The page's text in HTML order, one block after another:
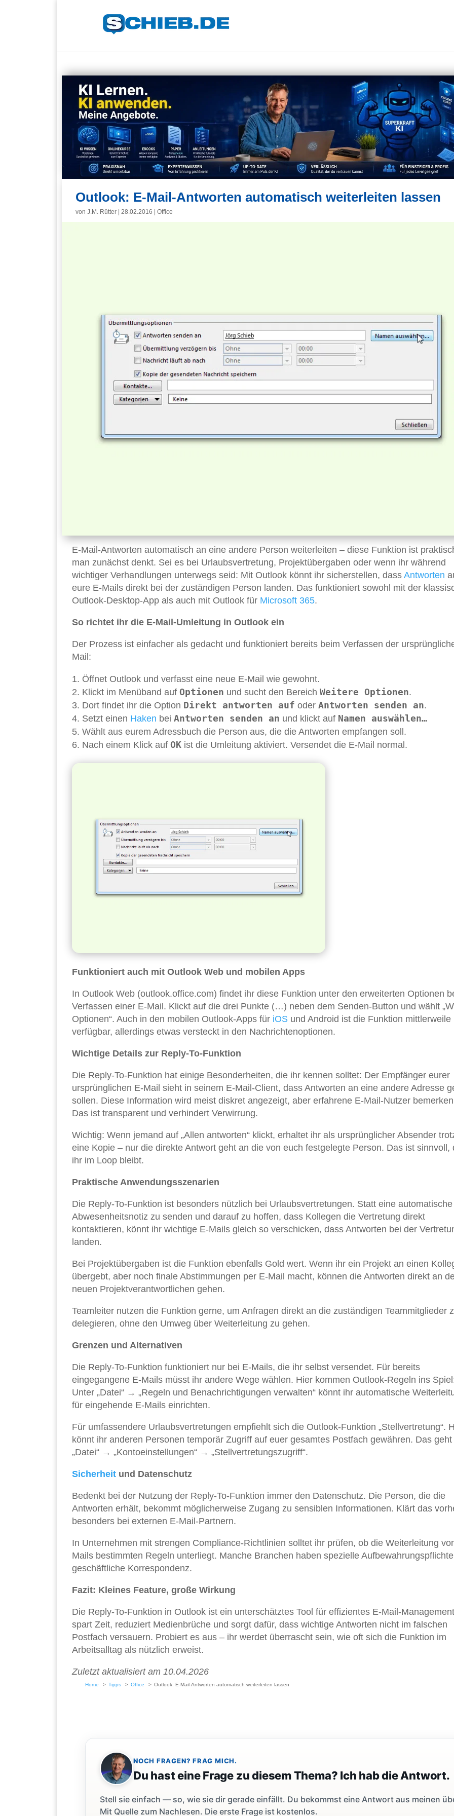
Outlook: E-Mail-Antworten automatisch weiterleiten lassen
von J.M. Rütter 28.02.2016 Office
E-Mail-Antworten automatisch an eine andere Person weiterleiten – diese Funktion ist
man zunächst denkt. Sei es bei Urlaubsvertretung, Projektübergaben oder wenn ihr während
wichtiger Verhandlungen unterwegs seid: Mit Outlook könnt ihr sicherstellen, dass Antworten
eure E-Mails direkt bei der zuständigen Person landen. Das funktioniert sowohl mit der
Outlook-Desktop-App als auch mit Outlook für Microsoft 365.
So richtet ihr die E-Mail-Umleitung in Outlook ein
Der Prozess ist einfacher als gedacht und funktioniert bereits beim Verfassen der
Mail:
Öffnet Outlook und verfasst eine neue E-Mail wie gewohnt.
Klickt im Menüband auf Optionen und sucht den Bereich Weitere Optionen.
Dort findet ihr die Option Direkt antworten auf oder Antworten senden an.
Setzt einen Haken bei Antworten senden an und klickt auf Namen auswählen…
Wählt aus eurem Adressbuch die Person aus, die die Antworten empfangen soll.
Nach einem Klick auf OK ist die Umleitung aktiviert. Versendet die E-Mail normal.
Funktioniert auch mit Outlook Web und mobilen Apps
In Outlook Web (outlook.office.com) findet ihr diese Funktion unter den erweiterten Optionen
Verfassen einer E-Mail. Klickt auf die drei Punkte (…) neben dem Senden-Button und wählt
Optionen“. Auch in den mobilen Outlook-Apps für iOS und Android ist die Funktion mittlerweile
verfügbar, allerdings etwas versteckt in den Nachrichtenoptionen.
Wichtige Details zur Reply-To-Funktion
Die Reply-To-Funktion hat einige Besonderheiten, die ihr kennen solltet: Der Empfänger eurer
ursprünglichen E-Mail sieht in seinem E-Mail-Client, dass Antworten an eine andere Adresse
sollen. Diese Information wird meist diskret angezeigt, aber erfahrene E-Mail-Nutzer
Das ist transparent und verhindert Verwirrung.
Wichtig: Wenn jemand auf „Allen antworten“ klickt, erhaltet ihr als ursprünglicher Absender
eine Kopie – nur die direkte Antwort geht an die von euch festgelegte Person. Das ist sinnvoll,
ihr im Loop bleibt.
Praktische Anwendungsszenarien
Die Reply-To-Funktion ist besonders nützlich bei Urlaubsvertretungen. Statt eine automatische
Abwesenheitsnotiz zu senden und darauf zu hoffen, dass Kollegen die Vertretung direkt
kontaktieren, könnt ihr wichtige E-Mails gleich so verschicken, dass Antworten bei der
landen.
Bei Projektübergaben ist die Funktion ebenfalls Gold wert. Wenn ihr ein Projekt an einen
übergebt, aber noch finale Abstimmungen per E-Mail macht, können die Antworten direkt an
neuen Projektverantwortlichen gehen.
Teamleiter nutzen die Funktion gerne, um Anfragen direkt an die zuständigen Teammitglieder
delegieren, ohne den Umweg über Weiterleitung zu gehen.
Grenzen und Alternativen
Die Reply-To-Funktion funktioniert nur bei E-Mails, die ihr selbst versendet. Für bereits
eingegangene E-Mails müsst ihr andere Wege wählen. Hier kommen Outlook-Regeln ins
Unter „Datei“ → „Regeln und Benachrichtigungen verwalten“ könnt ihr automatische
für eingehende E-Mails einrichten.
Für umfassendere Urlaubsvertretungen empfiehlt sich die Outlook-Funktion „Stellvertretung“.
könnt ihr anderen Personen temporär Zugriff auf euer gesamtes Postfach gewähren. Das
„Datei“ → „Kontoeinstellungen“ → „Stellvertretungszugriff“.
Sicherheit und Datenschutz
Bedenkt bei der Nutzung der Reply-To-Funktion immer den Datenschutz. Die Person, die die
Antworten erhält, bekommt möglicherweise Zugang zu sensiblen Informationen. Klärt das
besonders bei externen E-Mail-Partnern.
In Unternehmen mit strengen Compliance-Richtlinien solltet ihr prüfen, ob die Weiterleitung
Mails bestimmten Regeln unterliegt. Manche Branchen haben spezielle
geschäftliche Korrespondenz.
Fazit: Kleines Feature, große Wirkung
Die Reply-To-Funktion in Outlook ist ein unterschätztes Tool für effizientes E-Mail-
spart Zeit, reduziert Medienbrüche und sorgt dafür, dass wichtige Antworten nicht im falschen
Postfach versauern. Probiert es aus – ihr werdet überrascht sein, wie oft sich die Funktion im
Arbeitsalltag als nützlich erweist.
Zuletzt aktualisiert am 10.04.2026
Home Tipps Office Outlook: E-Mail-Antworten automatisch weiterleiten lassen
NOCH FRAGEN? FRAG MICH.
Du hast eine Frage zu diesem Thema? Ich hab die Antwort.
Stell sie einfach — so, wie sie dir gerade einfällt. Du bekommst eine Antwort aus meinen
Mit Quelle zum Nachlesen. Die erste Frage ist kostenlos.